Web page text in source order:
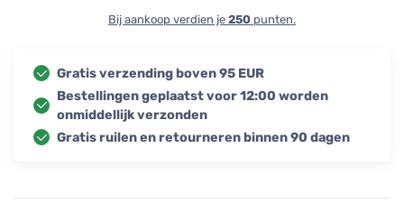
Bij aankoop verdien je 250 punten.
Gratis verzending boven 95 EUR
Bestellingen geplaatst voor 12:00 worden
onmiddellijk verzonden
Gratis ruilen en retourneren binnen 90 dagen